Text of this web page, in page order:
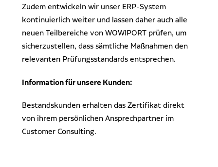
Zudem entwickeln wir unser ERP-System
kontinuierlich weiter und lassen daher auch alle
neuen Teilbereiche von WOWIPORT prüfen, um
sicherzustellen, dass sämtliche Maßnahmen den
relevanten Prüfungsstandards entsprechen.
Information für unsere Kunden:
Bestandskunden erhalten das Zertifikat direkt
von ihrem persönlichen Ansprechpartner im
Customer Consulting.